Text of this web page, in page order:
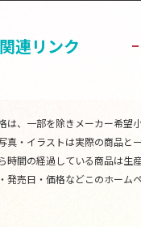
関連リンク
は、一部を除きメーカー希望
真・イラストは実際の商品と
時間の経過している商品は生
発売日・価格などこのホーム